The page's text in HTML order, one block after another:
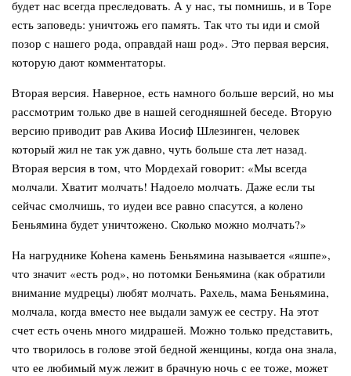
будет нас всегда преследовать. А у нас, ты помнишь, и в Торе
есть заповедь: уничтожь его память. Так что ты иди и смой
позор с нашего рода, оправдай наш род». Это первая версия,
которую дают комментаторы.
Вторая версия. Наверное, есть намного больше версий, но мы
рассмотрим только две в нашей сегодняшней беседе. Вторую
версию приводит рав Акива Иосиф Шлезинген, человек
который жил не так уж давно, чуть больше ста лет назад.
Вторая версия в том, что Мордехай говорит: «Мы всегда
молчали. Хватит молчать! Надоело молчать. Даже если ты
сейчас смолчишь, то иудеи все равно спасутся, а колено
Беньямина будет уничтожено. Сколько можно молчать?»
На нагруднике Коhена камень Беньямина называется «яшпе»,
что значит «есть род», но потомки Беньямина (как обратили
внимание мудрецы) любят молчать. Рахель, мама Беньямина,
молчала, когда вместо нее выдали замуж ее сестру. На этот
счет есть очень много мидрашей. Можно только представить,
что творилось в голове этой бедной женщины, когда она знала,
что ее любимый муж лежит в брачную ночь с ее тоже, может